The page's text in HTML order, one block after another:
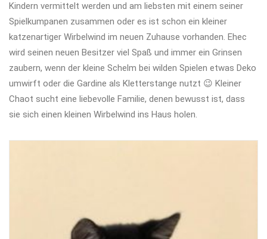
Kindern vermittelt werden und am liebsten mit einem seiner
Spielkumpanen zusammen oder es ist schon ein kleiner
katzenartiger Wirbelwind im neuen Zuhause vorhanden. Ehec
wird seinen neuen Besitzer viel Spaß und immer ein Grinsen
zaubern, wenn der kleine Schelm bei wilden Spielen etwas Deko
umwirft oder die Gardine als Kletterstange nutzt 😉 Kleiner
Chaot sucht eine liebevolle Familie, denen bewusst ist, dass
sie sich einen kleinen Wirbelwind ins Haus holen.